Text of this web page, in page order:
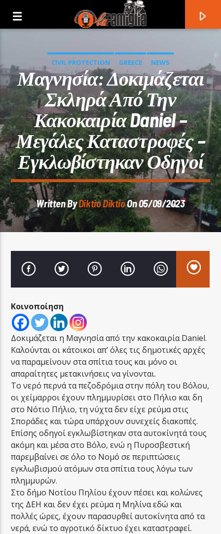
Current Track
Title
Artist
LA FAMIGLIA RADIO
LA FAMIGLIA ΝΗΣΙΩΤΙΚΑ
CIVIL PROTECTION GREECE NEWS
Μαγνησία: Δοκιμάζεται
Σκληρά Από Την
Κακοκαιρία Daniel –
Μεγάλες Καταστροφές –
Εγκλωβίστηκαν Οδηγοί
Written ByDiktio DiktioOn 05/09/2023
Κοινοποίηση
Δοκιμάζεται η Μαγνησία από την κακοκαιρία Daniel.
Καλούνται οι κάτοικοι απ’ όλες τις δημοτικές αρχές
να παραμείνουν στα σπίτια τους και μόνο οι
απαραίτητες μετακινήσεις να γίνονται.
Το νερό περνά τα πεζοδρόμια στην πόλη του Βόλου,
οι χείμαρροι έχουν πλημμυρίσει στο Πήλιο και δη
στο Νότιο Πήλιο, τη νύχτα δεν είχε ρεύμα στις
Σποράδες και τώρα υπάρχουν συνεχείς διακοπές.
Επίσης οδηγοί εγκλωβίστηκαν στα αυτοκίνητά τους
ακόμη και μέσα στο Βόλο, ενώ η Πυροσβεστική
παρεμβαίνει σε όλο το Νομό σε περιπτώσεις
εγκλωβισμού ατόμων στα σπίτια τους λόγω των
πλημμυρών.
Στο δήμο Νοτίου Πηλίου έχουν πέσει και κολώνες
της ΔΕΗ και δεν έχει ρεύμα η Μηλίνα εδώ και
πολλές ώρες, έχουν παρασυρθεί αυτοκίνητα από τα
νερά, ενώ το αγροτικό δίκτυο έχει καταστραφεί.